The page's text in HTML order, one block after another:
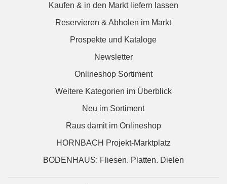
Kaufen & in den Markt liefern lassen
Reservieren & Abholen im Markt
Prospekte und Kataloge
Newsletter
Onlineshop Sortiment
Weitere Kategorien im Überblick
Neu im Sortiment
Raus damit im Onlineshop
HORNBACH Projekt-Marktplatz
BODENHAUS: Fliesen. Platten. Dielen